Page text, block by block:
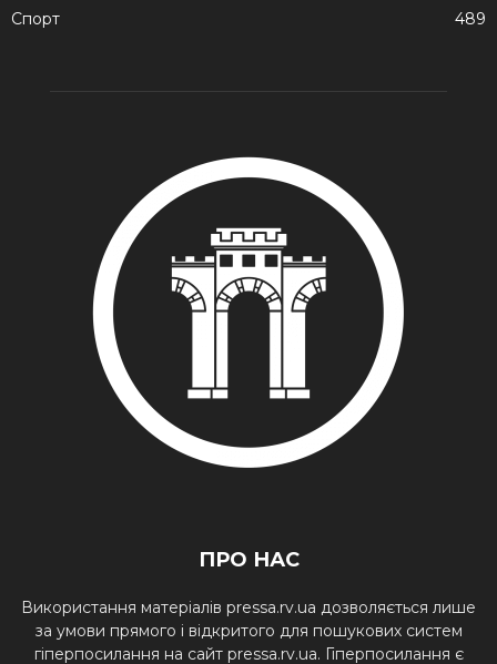
Спорт
489
ПРО НАС
Використання матеріалів pressa.rv.ua дозволяється лише
за умови прямого і відкритого для пошукових систем
гіперпосилання на сайт pressa.rv.ua. Гіперпосилання є